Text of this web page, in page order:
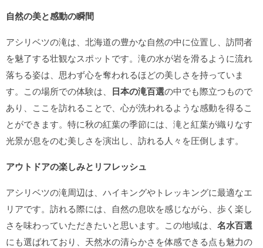
自然の美と感動の瞬間
アシリベツの滝は、北海道の豊かな自然の中に位置し、訪問者
を魅了する壮観なスポットです。滝の水が岩を滑るように流れ
落ちる姿は、思わず心を奪われるほどの美しさを持っていま
す。この場所での体験は、 日本の滝百選の中でも際立つもので
あり、ここを訪れることで、心が洗われるような感動を得るこ
とができます。特に秋の紅葉の季節には、滝と紅葉が織りなす
光景が息をのむ美しさを演出し、訪れる人々を圧倒します。
アウトドアの楽しみとリフレッシュ
アシリベツの滝周辺は、ハイキングやトレッキングに最適なエ
リアです。訪れる際には、自然の息吹を感じながら、歩く楽し
さを味わっていただきたいと思います。この地域は、 名水百選
にも選ばれており、天然水の清らかさを体感できる点も魅力の